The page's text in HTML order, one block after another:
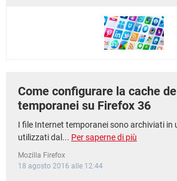
Come configurare la cache
temporanei su Firefox 36
I file Internet temporanei sono archiviati in
utilizzati dal... Per saperne di più
Mozilla Firefox
18 agosto 2016 alle 12:44